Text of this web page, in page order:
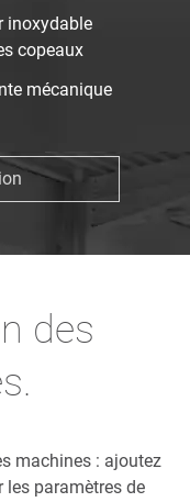
inoxydable
copeaux
mécanique
des
machines : ajoutez
paramètres de